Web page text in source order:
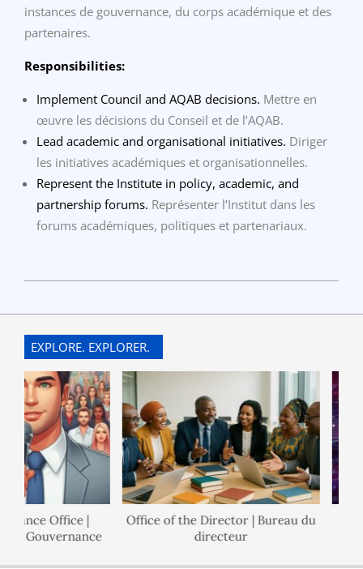
instances de gouvernance, du corps académique et des
partenaires.
Responsibilities:
Implement Council and AQAB decisions. Mettre en
œuvre les décisions du Conseil et de l’AQAB.
Lead academic and organisational initiatives. Diriger
les initiatives académiques et organisationnelles.
Represent the Institute in policy, academic, and
partnership forums. Représenter l’Institut dans les
forums académiques, politiques et partenariaux.
03-
18
EXPLORE. EXPLORER.
Office |
Gouvernance
Office of the Director | Bureau du
directeur